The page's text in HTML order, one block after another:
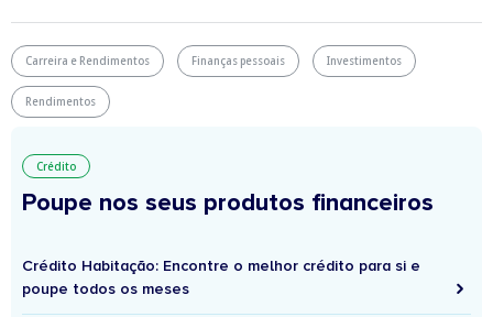
Carreira e Rendimentos Finanças pessoais Investimentos
Rendimentos
Crédito
Poupe nos seus produtos financeiros
Crédito Habitação: Encontre o melhor crédito para si e
poupe todos os meses